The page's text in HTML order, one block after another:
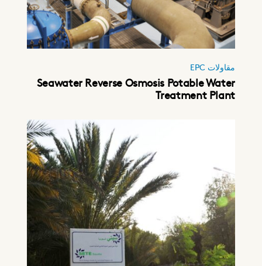
مقاولات EPC
Seawater Reverse Osmosis Potable Water
Treatment Plant